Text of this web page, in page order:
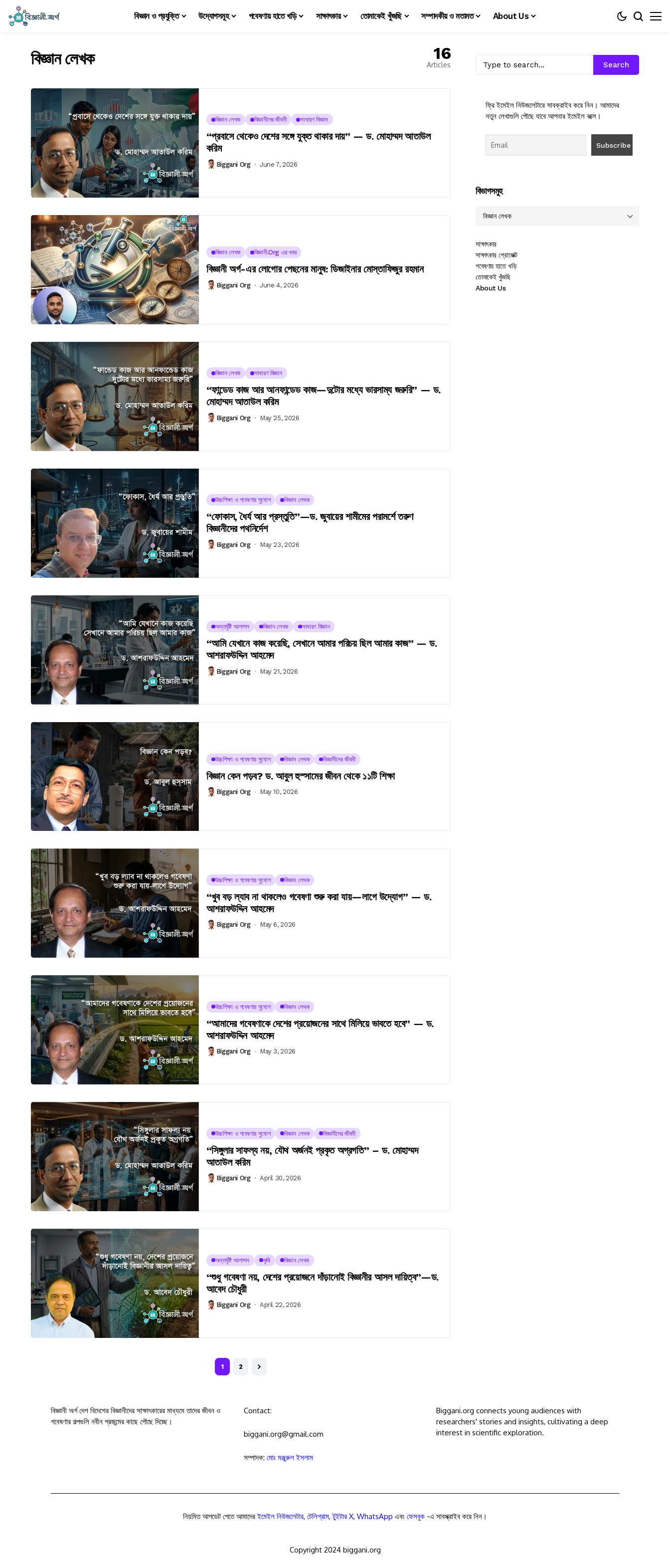
বিজ্ঞান ও প্রযুক্তি উদ্যোগসমূহ গবেষণায় হাতে খড়ি সাক্ষাৎকার তোমাকেই খুঁজছি সম্পাদকীয় ও মতামত About Us
বিজ্ঞান লেখক 16
Articles
বিজ্ঞান লেখক বিজ্ঞানীদের জীবনী সাধারণ বিজ্ঞান
“প্রবাসে থেকেও দেশের সঙ্গে যুক্ত থাকার দায়” — ড. মোহাম্মদ আতাউল
করিম
Biggani Org June 7, 2026
বিজ্ঞান লেখক বিজ্ঞানী.org এর খবর
বিজ্ঞানী অর্গ-এর লোগোর পেছনের মানুষ: ডিজাইনার মোস্তাফিজুর রহমান
Biggani Org June 4, 2026
বিজ্ঞান লেখক সাধারণ বিজ্ঞান
“ফান্ডেড কাজ আর আনফান্ডেড কাজ—দুটোর মধ্যে ভারসাম্য জরুরি” — ড.
মোহাম্মদ আতাউল করিম
Biggani Org May 25, 2026
উচ্চশিক্ষা ও গবেষণার সুযোগ বিজ্ঞান লেখক
“ফোকাস, ধৈর্য আর প্রস্তুতি”—ড. জুবায়ের শামীমের পরামর্শে তরুণ
বিজ্ঞানীদের পথনির্দেশ
Biggani Org May 23, 2026
অন্তর্দৃষ্টি আলাপন বিজ্ঞান লেখক সাধারণ বিজ্ঞান
“আমি যেখানে কাজ করেছি, সেখানে আমার পরিচয় ছিল আমার কাজ” — ড.
আশরাফউদ্দিন আহমেদ
Biggani Org May 21, 2026
উচ্চশিক্ষা ও গবেষণার সুযোগ বিজ্ঞান লেখক বিজ্ঞানীদের জীবনী
বিজ্ঞান কেন পড়ব? ড. আবুল হুস্সামের জীবন থেকে ১১টি শিক্ষা
Biggani Org May 10, 2026
উচ্চশিক্ষা ও গবেষণার সুযোগ বিজ্ঞান লেখক
“খুব বড় ল্যাব না থাকলেও গবেষণা শুরু করা যায়—লাগে উদ্যোগ” — ড.
আশরাফউদ্দিন আহমেদ
Biggani Org May 6, 2026
উচ্চশিক্ষা ও গবেষণার সুযোগ বিজ্ঞান লেখক
“আমাদের গবেষণাকে দেশের প্রয়োজনের সাথে মিলিয়ে ভাবতে হবে” — ড.
আশরাফউদ্দিন আহমেদ
Biggani Org May 3, 2026
উচ্চশিক্ষা ও গবেষণার সুযোগ বিজ্ঞান লেখক বিজ্ঞানীদের জীবনী
“সিঙ্গুলার সাফল্য নয়, যৌথ অর্জনই প্রকৃত অগ্রগতি” – ড. মোহাম্মদ
আতাউল করিম
Biggani Org April 30, 2026
অন্তর্দৃষ্টি আলাপন কৃষি বিজ্ঞান লেখক
“শুধু গবেষণা নয়, দেশের প্রয়োজনে দাঁড়ানোই বিজ্ঞানীর আসল দায়িত্ব”—ড.
আবেদ চৌধুরী
Biggani Org April 22, 2026
1 2
Search
ফ্রি ইমেইল নিউজলেটারে সাবক্রাইব করে নিন। আমাদের
নতুন লেখাগুলি পৌছে যাবে আপনার ইমেইল বক্সে।
বিভাগসমুহ
সাক্ষাৎকার
সাক্ষাৎকার প্রোজেক্ট
গবেষণায় হাতে খড়ি
তোমাকেই খুঁজছি
About Us
বিজ্ঞানী অর্গ দেশ বিদেশের বিজ্ঞানীদের সাক্ষাৎকারের মাধ্যমে তাদের জীবন ও
গবেষণার গল্পগুলি নবীন প্রজন্মের কাছে পৌছে দিচ্ছে।
Contact:
biggani.org@gmail.com
সম্পাদক: মোঃ মঞ্জুরুল ইসলাম
Biggani.org connects young audiences with
researchers' stories and insights, cultivating a deep
interest in scientific exploration.
নিয়মিত আপডেট পেতে আমাদেরইমেইল নিউজলেটার, টেলিগ্রাম,টুইটার X, WhatsApp এবং ফেসবুক -এ সাবস্ক্রাইব করে নিন।
Copyright 2024 biggani.org